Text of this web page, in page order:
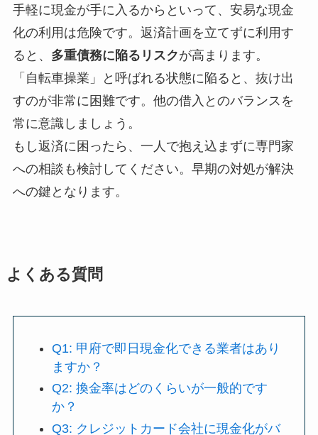
手軽に現金が手に入るからといって、安易な現金
化の利用は危険です。返済計画を立てずに利用す
ると、 多重債務に陥るリスクが高まります。
「自転車操業」と呼ばれる状態に陥ると、抜け出
すのが非常に困難です。他の借入とのバランスを
常に意識しましょう。
もし返済に困ったら、一人で抱え込まずに専門家
への相談も検討してください。早期の対処が解決
への鍵となります。
よくある質問
Q1: 甲府で即日現金化できる業者はあり
ますか？
Q2: 換金率はどのくらいが一般的です
か？
Q3: クレジットカード会社に現金化がバ